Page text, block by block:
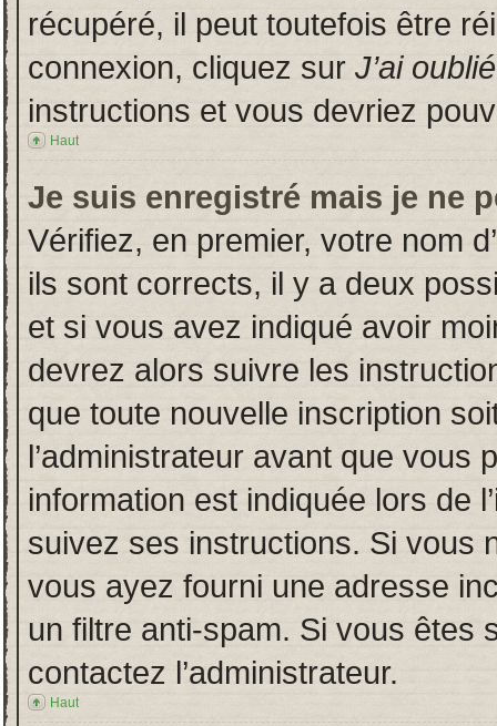
récupéré, il peut toutefois être
connexion, cliquez sur J’ai
instructions et vous devriez
Haut
Je suis enregistré mais je ne
Vérifiez, en premier, votre nom
ils sont corrects, il y a deux
et si vous avez indiqué avoir
devrez alors suivre les
que toute nouvelle inscription
l’administrateur avant que vous
information est indiquée lors de
suivez ses instructions. Si vous
vous ayez fourni une adresse
un filtre anti-spam. Si vous êtes
contactez l’administrateur.
Haut